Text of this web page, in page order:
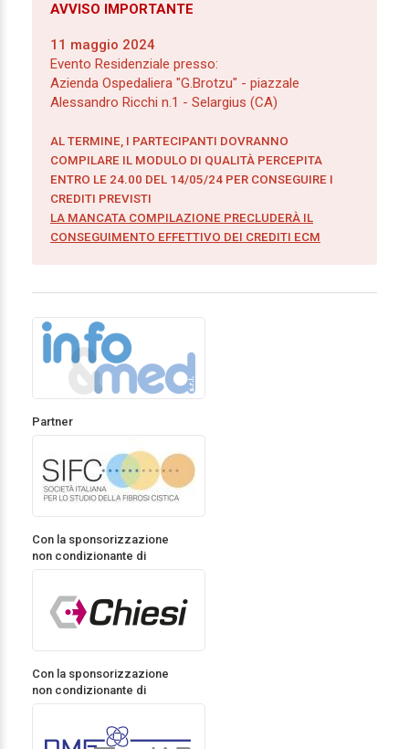
AVVISO IMPORTANTE
11 maggio 2024
Evento Residenziale presso:
Azienda Ospedaliera "G.Brotzu" - piazzale
Alessandro Ricchi n.1 - Selargius (CA)
AL TERMINE, I PARTECIPANTI DOVRANNO
COMPILARE IL MODULO DI QUALITÀ PERCEPITA
ENTRO LE 24.00 DEL 14/05/24 PER CONSEGUIRE I
CREDITI PREVISTI
LA MANCATA COMPILAZIONE PRECLUDERÀ IL
CONSEGUIMENTO EFFETTIVO DEI CREDITI ECM
Partner
Con la sponsorizzazione
non condizionante di
Con la sponsorizzazione
non condizionante di